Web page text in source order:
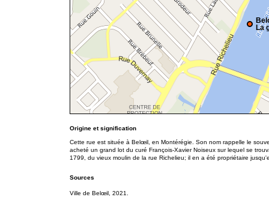
La
Origine et signification
Cette rue est située à Belœil, en Montérégie. Son nom rappelle le
acheté un grand lot du curé François-Xavier Noiseux sur lequel se
1799, du vieux moulin de la rue Richelieu; il en a été propriétaire
Sources
Ville de Belœil, 2021.